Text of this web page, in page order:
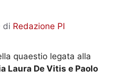
di Redazione PI
quaestio legata alla
Laura De Vitis e Paolo